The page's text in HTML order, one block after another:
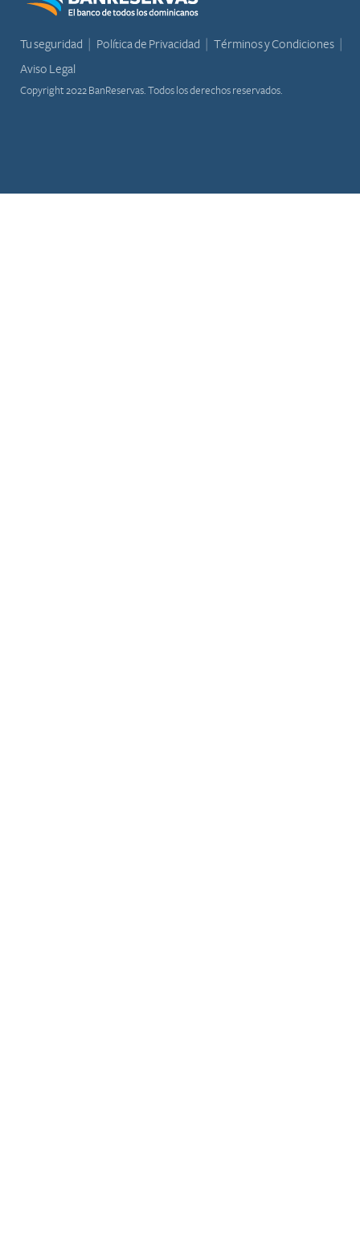
Tu seguridad Política de Privacidad
Términos y Condiciones
Aviso Legal
Copyright 2022 BanReservas. Todos los derechos reservados.